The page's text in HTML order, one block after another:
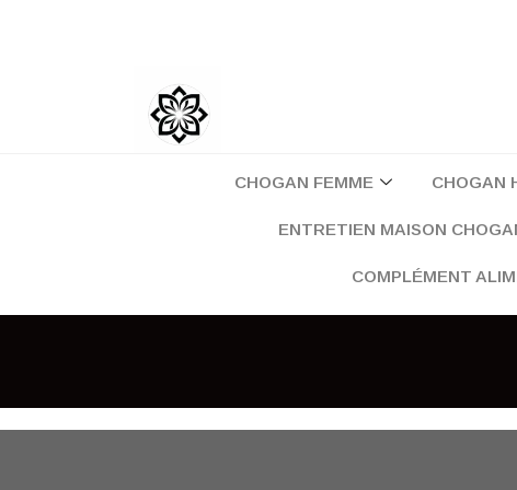
CHOGAN FEMME CHOGAN
ENTRETIEN MAISON
COMPLÉMENT